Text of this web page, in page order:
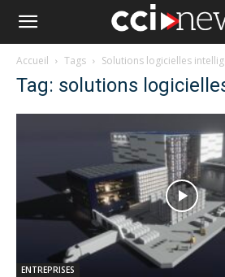
Accueil Tags Solutions logicielles
Tag: solutions
ENTREPRISES